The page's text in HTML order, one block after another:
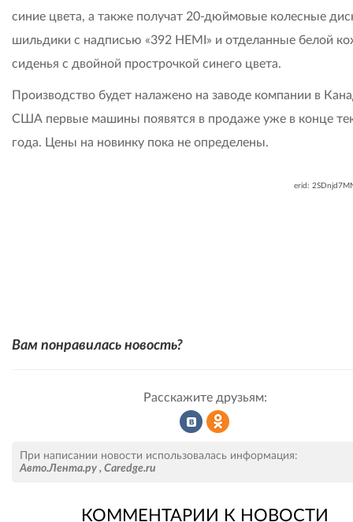
синие цвета, а также получат 20-дюймовые колесные
шильдики с надписью «392 HEMI» и отделанные белой
сиденья с двойной прострочкой синего цвета.
Производство будет налажено на заводе компании в
США первые машины появятся в продаже уже в конце
года. Цены на новинку пока не определены.
erid:
Вам понравилась новость?
Расскажите друзьям:
во
При написании новости использовалась информация:
Авто.Лента.ру , Caredge.ru
КОММЕНТАРИИ К НОВОСТИ